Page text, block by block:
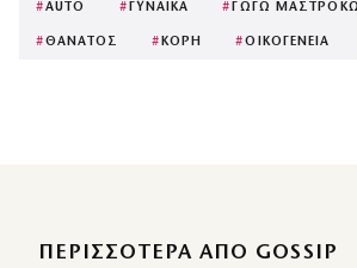
#AUTO #ΓΥΝΑΙΚΑ #ΓΩΓΩ
#ΘΑΝΑΤΟΣ #ΚΟΡΗ #ΟΙΚΟΓΕΝΕΙΑ
ΠΕΡΙΣΣΌΤΕΡΑ ΑΠΌ GOSSIP